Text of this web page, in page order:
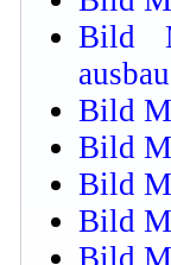
Bild
Bild M
Bild M
Bild M
Bild M
Bild M